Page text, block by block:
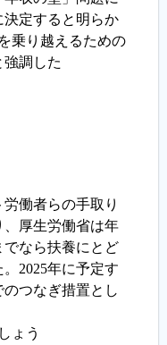
定すると明らか
乗り越えるための
調した
働者らの手取り
厚生労働省は年
でなら扶養にとど
2025年に予定す
つなぎ措置とし
ょう